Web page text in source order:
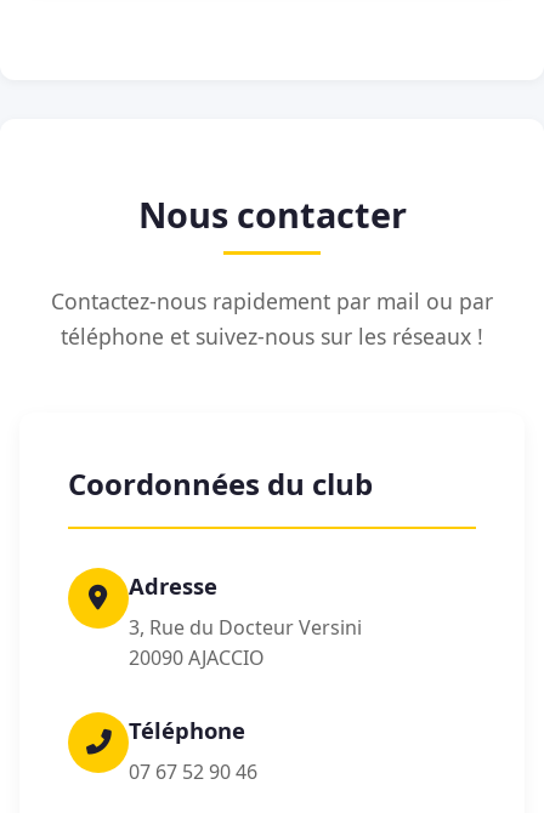
Nous contacter
Contactez-nous rapidement par mail ou par
téléphone et suivez-nous sur les réseaux !
Coordonnées du club
Adresse
3, Rue du Docteur Versini
20090 AJACCIO
Téléphone
07 67 52 90 46